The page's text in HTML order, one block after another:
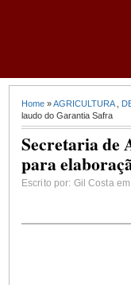
Home »AGRICULTURA,
laudo do Garantia Safra
Secretaria de
para
Escrito por: Gil Costa